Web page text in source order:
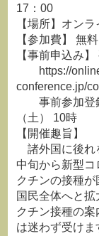
17：00
【場所】オンラ
【参加費】 無料
【事前申込み
https://
conference.jp/
事前参加登録
（土） 10時
【開催趣旨】
諸外国に後れ
中旬から新型コ
クチンの接種が
国民全体へと
クチン接種の
は迷わず受け